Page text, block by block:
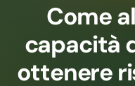
Come
capacità
ottenere